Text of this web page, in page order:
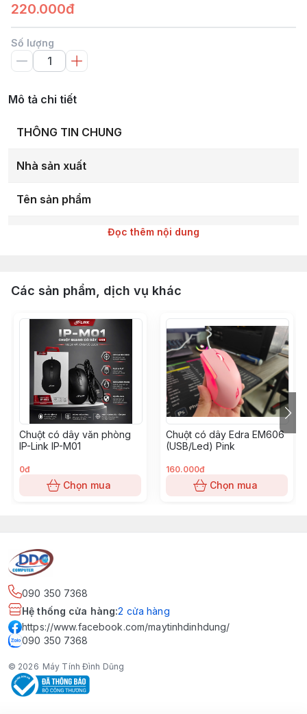
220.000đ
Số lượng
Mô tả chi tiết
THÔNG TIN CHUNG
Nhà sản xuất
Tên sản phẩm
Mã sản phẩm (Code/Tag)
Kiểu dáng
Mắt đọc
Điểm ảnh/inch (DPI/CPI)
IPS (Inch Per Second)
Gia tốc (Acceleration)
Độ nhạy nâng (Lift Of Distance)
Màu sắc vỏ
Màu sắc đèn LED
Số lượng nút bấm
Switch nút bấm chính
Tuổi thọ switch
Đọc thêm nội dung
Các sản phẩm, dịch vụ khác
Chuột có dây văn phòng
IP-Link IP-M01
0đ
Chọn mua
Chuột có dây Edra EM606
(USB/Led) Pink
160.000đ
Chọn mua
090 350 7368
Hệ thống cửa hàng:2 cửa hàng
https://www.facebook.com/maytinhdinhdung/
090 350 7368
© 2026 Máy Tính Đình Dũng